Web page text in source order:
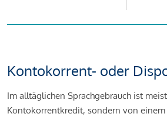
Kontokorrent- oder
Im alltäglichen Sprachgebrauch ist
Kontokorrentkredit, sondern von